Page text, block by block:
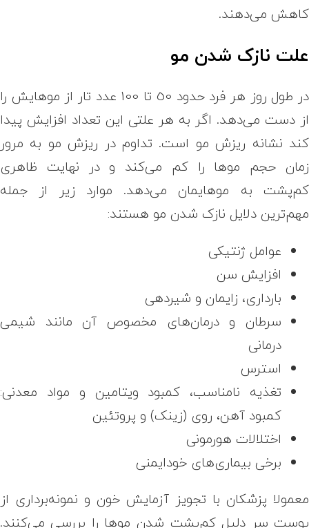
کاهش می‌دهند.
علت نازک شدن مو
در طول روز هر فرد حدود 50 تا 100 عدد تار از موهایش را
از دست می‌دهد. اگر به هر علتی این تعداد افزایش پیدا
کند نشانه ریزش مو است. تداوم در ریزش مو به مرور
زمان حجم موها را کم می‌کند و در نهایت ظاهری
کم‌پشت به موهایمان می‌دهد. موارد زیر از جمله
مهم‌ترین دلایل نازک شدن مو هستند:
عوامل ژنتیکی
افزایش سن
بارداری، زایمان و شیردهی
سرطان و درمان‌های مخصوص آن مانند شیمی
درمانی
استرس
تغذیه نامناسب، کمبود ویتامین و مواد معدنی:
کمبود آهن، روی (زینک) و پروتئین
اختلالات هورمونی
برخی بیماری‌های خودایمنی
معمولا پزشکان با تجویز آزمایش خون و نمونه‌برداری از
پوست سر دلیل کم‌پشت شدن موها را بررسی می‌کنند.